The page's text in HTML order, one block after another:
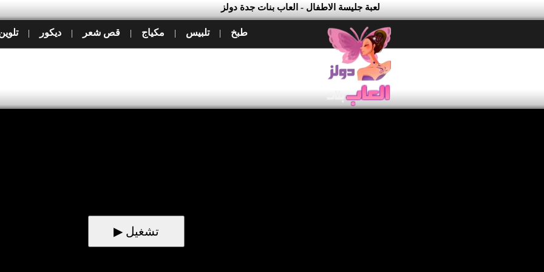
لعبة جليسة الاطفال - العاب بنات جدة دولز
طبخ | تلبيس | مكياج | قص شعر | ديكور |
▶ تشغيل